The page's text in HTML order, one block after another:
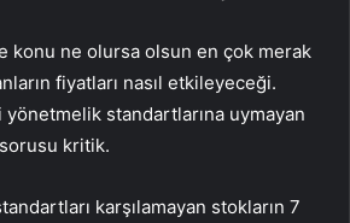
konu ne olursa olsun en çok merak
fiyatları nasıl etkileyeceği.
standartlarına uymayan
kritik.
karşılamayan stokların 7